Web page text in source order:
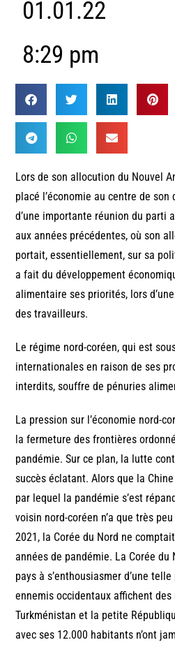
01.01.22
8:29 pm
Lors de son allocution du Nouvel
placé l’économie au centre de son
d’une importante réunion du parti
aux années précédentes, où son
portait, essentiellement, sur sa
a fait du développement
alimentaire ses priorités, lors
des travailleurs.
Le régime nord-coréen, qui est
internationales en raison de ses
interdits, souffre de pénuries
La pression sur l’économie nord-
la fermeture des frontières
pandémie. Sur ce plan, la lutte
succès éclatant. Alors que la
par lequel la pandémie s’est
voisin nord-coréen n’a que très
2021, la Corée du Nord ne
années de pandémie. La Corée du
pays à s’enthousiasmer d’une
ennemis occidentaux affichent
Turkménistan et la petite
avec ses 12.000 habitants n’ont